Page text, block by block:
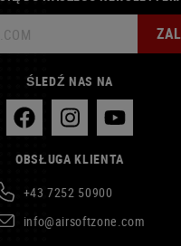
ŚLEDŹ NAS NA
OBSŁUGA KLIENTA
+43 7252 50900
info@airsoftzone.com